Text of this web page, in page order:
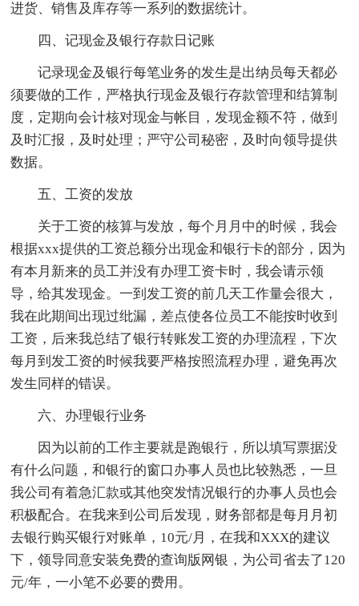
进货、销售及库存等一系列的数据统计。
四、记现金及银行存款日记账
记录现金及银行每笔业务的发生是出纳员每天都必
须要做的工作，严格执行现金及银行存款管理和结算制
度，定期向会计核对现金与帐目，发现金额不符，做到
及时汇报，及时处理；严守公司秘密，及时向领导提供
数据。
五、工资的发放
关于工资的核算与发放，每个月月中的时候，我会
根据xxx提供的工资总额分出现金和银行卡的部分，因为
有本月新来的员工并没有办理工资卡时，我会请示领
导，给其发现金。一到发工资的前几天工作量会很大，
我在此期间出现过纰漏，差点使各位员工不能按时收到
工资，后来我总结了银行转账发工资的办理流程，下次
每月到发工资的时候我要严格按照流程办理，避免再次
发生同样的错误。
六、办理银行业务
因为以前的工作主要就是跑银行，所以填写票据没
有什么问题，和银行的窗口办事人员也比较熟悉，一旦
我公司有着急汇款或其他突发情况银行的办事人员也会
积极配合。在我来到公司后发现，财务部都是每月月初
去银行购买银行对账单，10元/月，在我和XXX的建议
下，领导同意安装免费的查询版网银，为公司省去了120
元/年，一小笔不必要的费用。